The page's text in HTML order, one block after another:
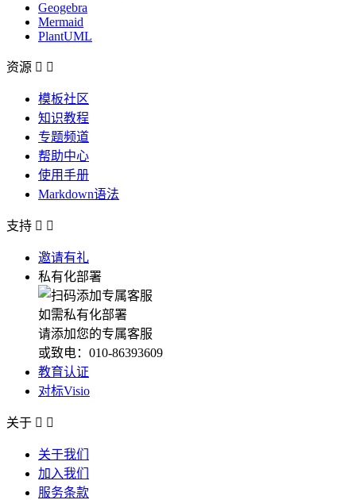
Geogebra
Mermaid
PlantUML
资源  
模板社区
知识教程
专题频道
帮助中心
使用手册
Markdown语法
支持  
邀请有礼
私有化部署
如需私有化部署
请添加您的专属客服
或致电：010-86393609
教育认证
对标Visio
关于  
关于我们
加入我们
服务条款